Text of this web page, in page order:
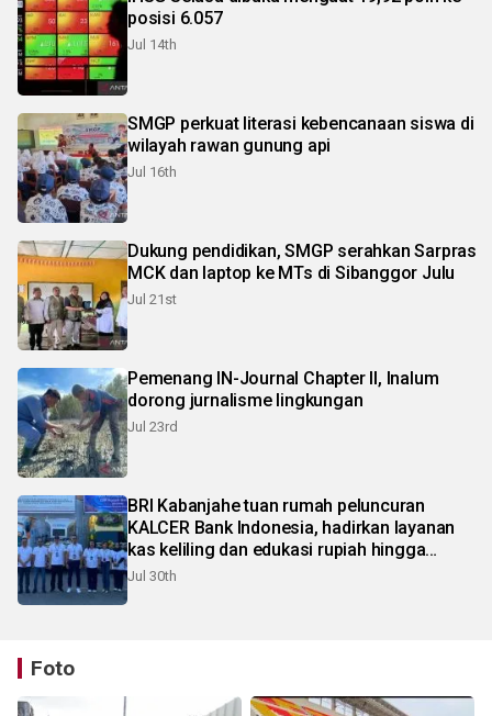
posisi 6.057
Jul 14th
SMGP perkuat literasi kebencanaan siswa di
wilayah rawan gunung api
Jul 16th
Dukung pendidikan, SMGP serahkan Sarpras
MCK dan laptop ke MTs di Sibanggor Julu
Jul 21st
Pemenang IN-Journal Chapter II, Inalum
dorong jurnalisme lingkungan
Jul 23rd
BRI Kabanjahe tuan rumah peluncuran
KALCER Bank Indonesia, hadirkan layanan
kas keliling dan edukasi rupiah hingga
pelosok Karo
Jul 30th
Foto